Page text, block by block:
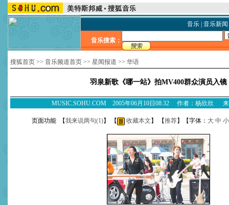
音乐| 音乐新闻
音乐搜索：
搜狐首页 >> 音乐频道首页 >> 星闻报道 >> 华语
羽泉新歌《哪一站》拍MV400群众演员入镜
MUSIC.SOHU.COM 2005年06月10日08:32 作者：杨欣欣 来
页面功能 【我来说两句(1)】 【 收藏本文 】 【推荐】【字体： 大 中 小